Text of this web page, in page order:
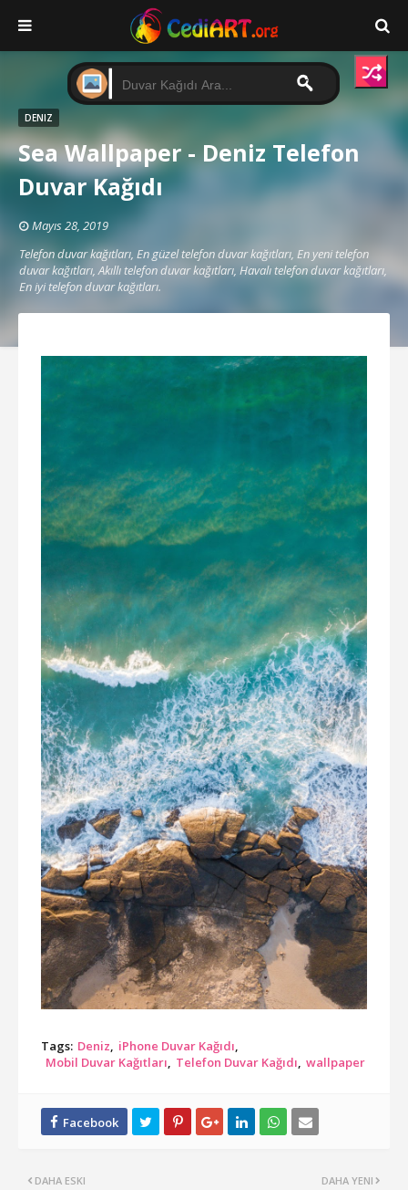
DENIZ
Sea Wallpaper - Deniz Telefon
Duvar Kağıdı
Mayıs 28, 2019
Telefon duvar kağıtları, En güzel telefon duvar kağıtları, En yeni telefon
duvar kağıtları, Akıllı telefon duvar kağıtları, Havalı telefon duvar kağıtları,
En iyi telefon duvar kağıtları.
Tags: Deniz
iPhone Duvar Kağıdı
Mobil Duvar Kağıtları
Telefon Duvar Kağıdı wallpaper
DAHA YENI
DAHA ESKI